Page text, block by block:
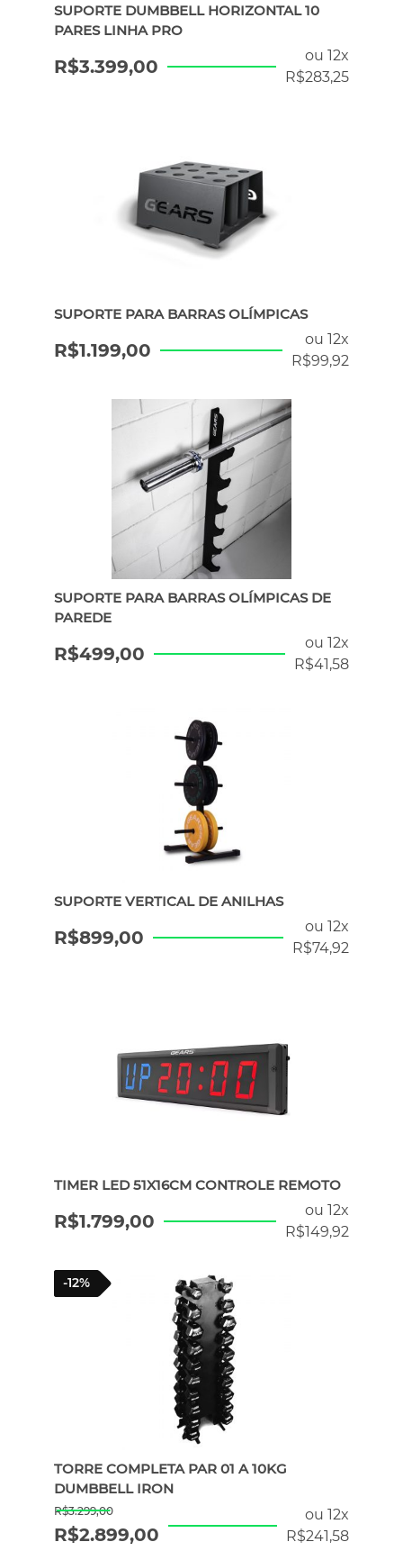
SUPORTE DUMBBELL HORIZONTAL 10
PARES LINHA PRO
ou 12x
R$283,25
R$3.399,00
SUPORTE PARA BARRAS OLÍMPICAS
ou 12x
R$99,92
R$1.199,00
SUPORTE PARA BARRAS OLÍMPICAS DE
PAREDE
ou 12x
R$41,58
R$499,00
SUPORTE VERTICAL DE ANILHAS
ou 12x
R$74,92
R$899,00
TIMER LED 51X16CM CONTROLE REMOTO
ou 12x
R$149,92
R$1.799,00
-12%
TORRE COMPLETA PAR 01 A 10KG
DUMBBELL IRON
ou 12x
R$241,58
R$3.299,00
R$2.899,00